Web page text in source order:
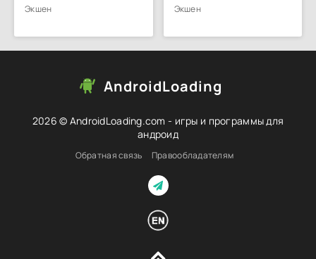
Экшен Экшен
AndroidLoading
2026 © AndroidLoading.com - игры и программы для
андроид
Обратная связь Правообладателям